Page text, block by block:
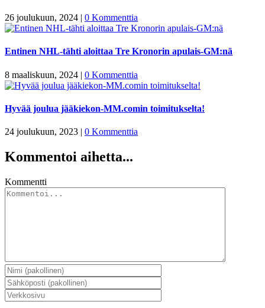
26 joulukuun, 2024 | 0 Kommenttia
Entinen NHL-tähti aloittaa Tre Kronorin apulais-GM:nä
8 maaliskuun, 2024 | 0 Kommenttia
Hyvää joulua jääkiekon-MM.comin toimitukselta!
24 joulukuun, 2023 | 0 Kommenttia
Kommentoi aihetta...
Kommentti